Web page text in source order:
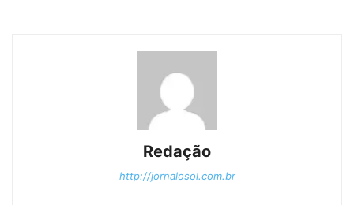
Redação
http://jornalosol.com.br